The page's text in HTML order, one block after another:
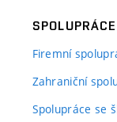
SPOLUPRÁCE
Firemní
Zahraniční
Spolupráce se